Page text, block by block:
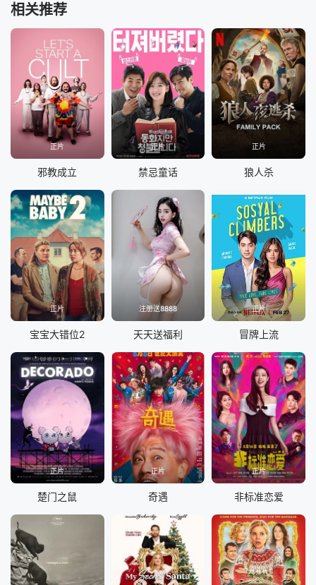
相关推荐
正片
邪教成立
正片
禁忌童话
正片
狼人杀
正片
宝宝大错位2
注册送8888
天天送福利
正片
冒牌上流
正片
楚门之鼠
正片
奇遇
正片
非标准恋爱